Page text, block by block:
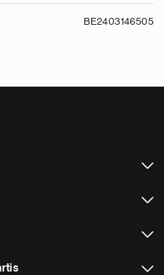
BE2403146505